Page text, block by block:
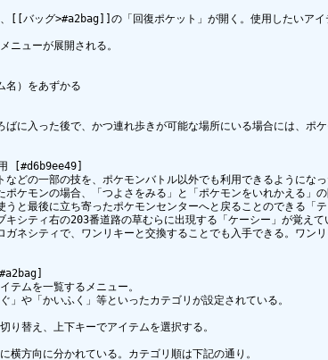
、[[バッグ>#a2bag]]の「回復ポケット」が開く。使用したいア
ニューが展開される。
名）をあずかる
ばに入った後で、かつ連れ歩きが可能な場所にいる場合には、ポ
[#d6b9ee49]
どの一部の技を、ポケモンバトル以外でも利用できるようになっ
ケモンの場合、「つよさをみる」と「ポケモンをいれかえる」
うと最後に立ち寄ったポケモンセンターへと戻ることのできる「
キシティ右の203番道路の草むらに出現する「ケーシー」が覚えて
ガネシティで、ワンリキーと交換することでも入手できる。ワン
テムを一覧するメニュー。
」や「かいふく」等といったカテゴリが設定されている。
り替え、上下キーでアイテムを選択する。
横方向に分かれている。カテゴリ順は下記の通り。